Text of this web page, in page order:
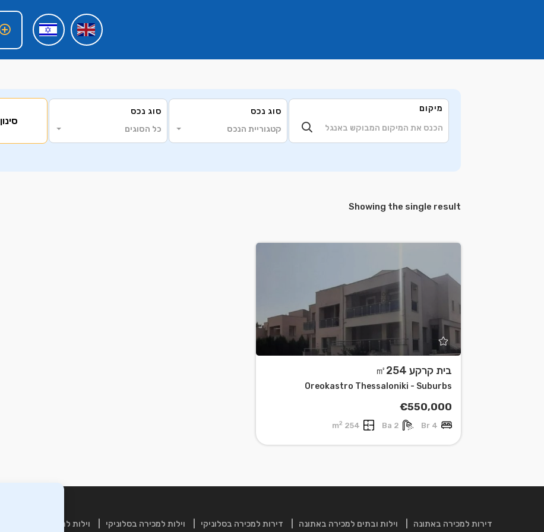
Leaflet | ©OpenStreetMap
מיקום
סוג נכס
קטגוריית הנכס
סוג נכס
כל הסוגים
סינון
Showing the single result
בית קרקע ㎡254
Oreokastro Thessaloniki - Suburbs
€550,000
4 Br
2 Ba
254 m
2
דירות למכירה באתונה וילות ובתים למכירה באתונה דירות למכירה בסלוניקי וילות למכירה בסלוניקי וילות למכירה בכרתים